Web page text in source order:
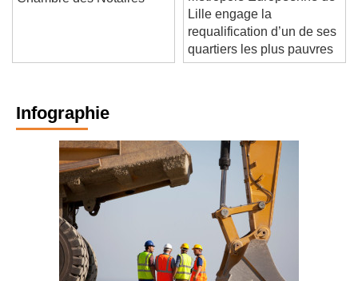
Métropole Européenne de
Lille engage la
requalification d’un de ses
quartiers les plus pauvres
Infographie